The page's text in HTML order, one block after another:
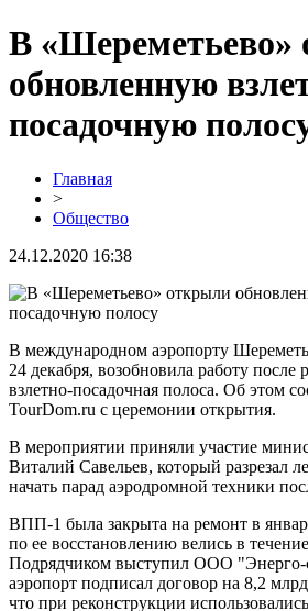
В «Шереметьево»
обновленную
посадочную
Главная
>
Общество
24.12.2020 16:38
В международном аэропорту
24 декабря, возобновила работу после
взлетно-посадочная полоса. Об этом
TourDom.ru с церемонии открытия.
В мероприятии приняли участие
Виталий Савельев, который разрезал
начать парад аэродромной техники
ВПП-1 была закрыта на ремонт в
по ее восстановлению велись в
Подрядчиком выступил ООО "Энерго-
аэропорт подписал договор на 8,2
что при реконструкции